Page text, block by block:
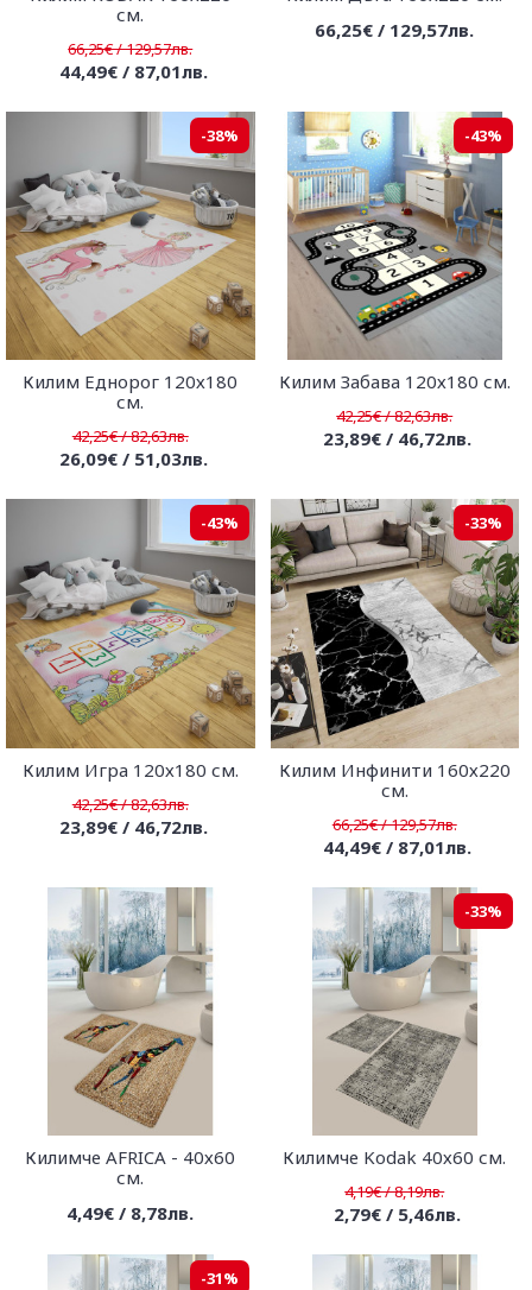
см.
66,25€ / 129,57лв.
44,49€ / 87,01лв.
66,25€ / 129,57лв.
-38%
Килим Еднорог 120х180
см.
42,25€ / 82,63лв.
26,09€ / 51,03лв.
-43%
Килим Забава 120х180 см.
42,25€ / 82,63лв.
23,89€ / 46,72лв.
-43%
Килим Игра 120х180 см.
42,25€ / 82,63лв.
23,89€ / 46,72лв.
-33%
Килим Инфинити 160х220
см.
66,25€ / 129,57лв.
44,49€ / 87,01лв.
Килимче AFRICA - 40х60
см.
4,49€ / 8,78лв.
-33%
Килимче Kodak 40х60 см.
4,19€ / 8,19лв.
2,79€ / 5,46лв.
-31%